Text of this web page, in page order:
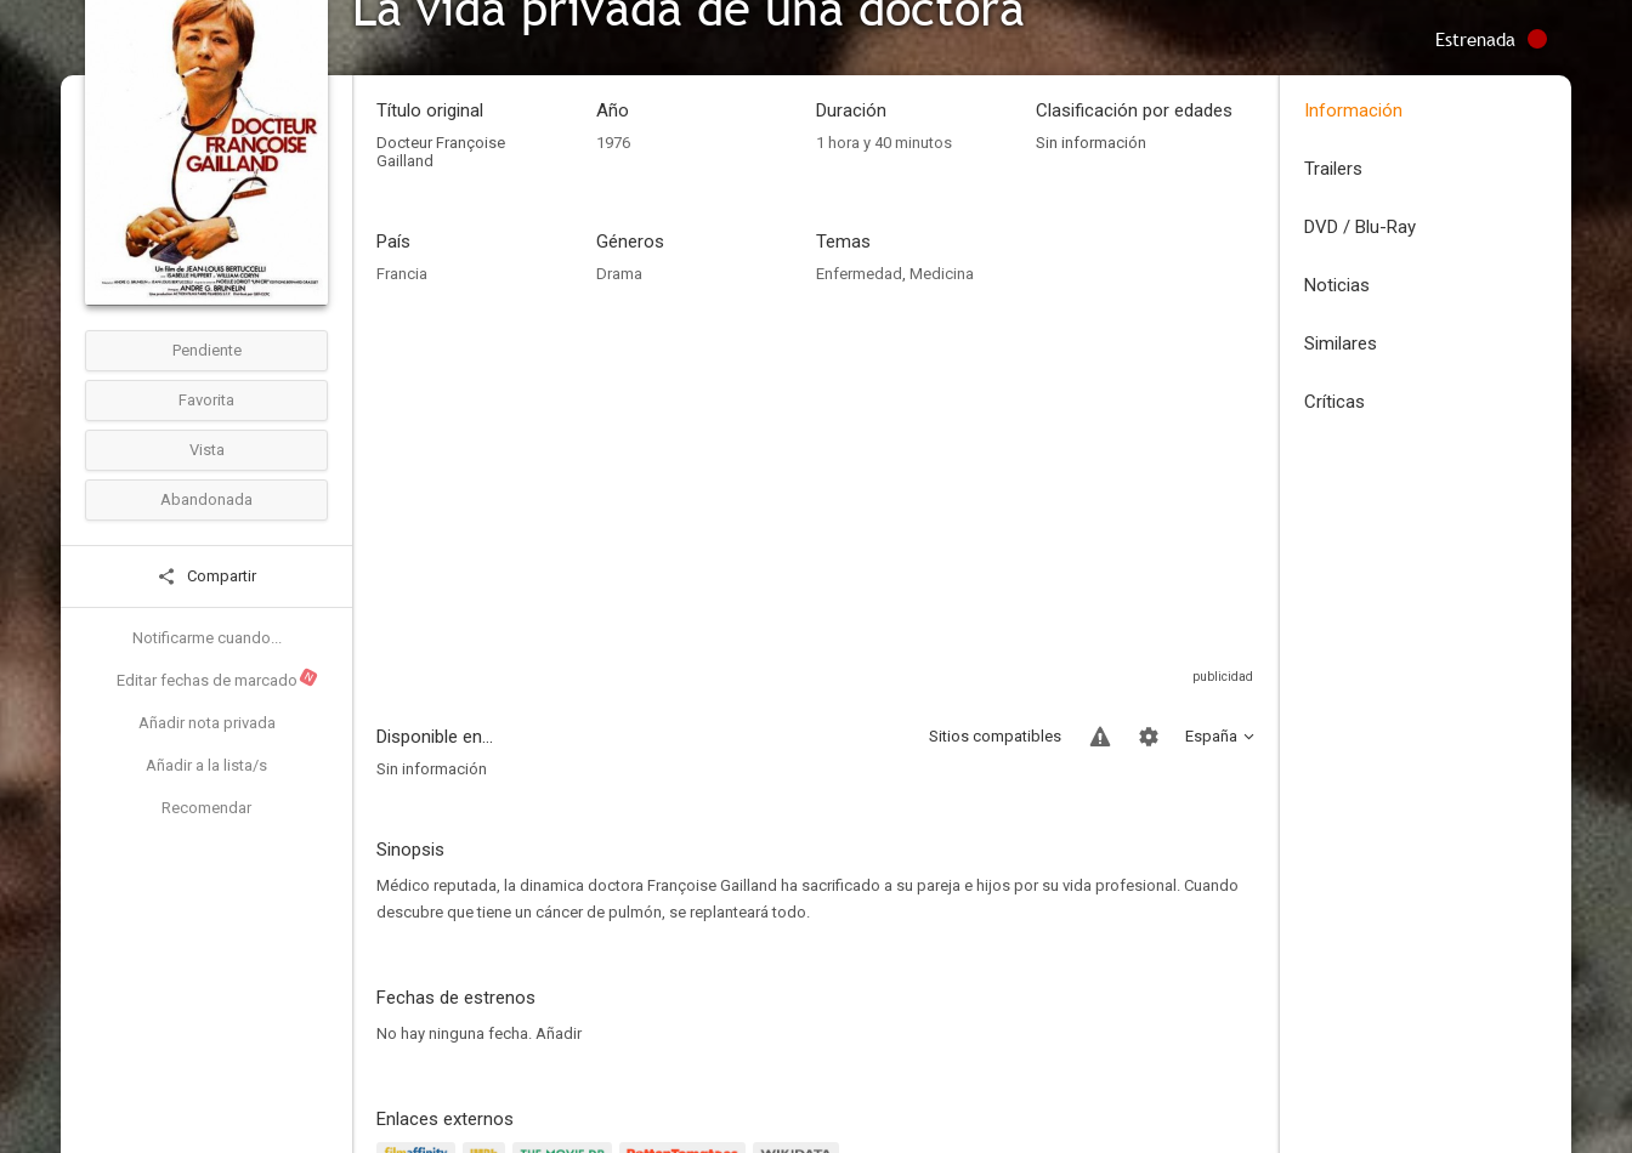
Estrenada
Pendiente
Favorita
Vista
Abandonada
Compartir
Notificarme cuando...
Editar fechas de marcado N
Añadir nota privada
Añadir a la lista/s
Recomendar
Título original
Docteur Françoise
Gailland
Año
1976
Duración
1 hora y 40 minutos
Clasificación por edades
Sin información
País
Francia
Géneros
Drama
Temas
Enfermedad, Medicina
Disponible en... España
Sitios compatibles
Sin información
Sinopsis
Médico reputada, la dinamica doctora Françoise Gailland ha sacrificado a su pareja e hijos por su vida profesional. Cuando
descubre que tiene un cáncer de pulmón, se replanteará todo.
Fechas de estrenos
No hay ninguna fecha. Añadir
Enlaces externos
Información
Trailers
DVD / Blu-Ray
Noticias
Similares
Críticas